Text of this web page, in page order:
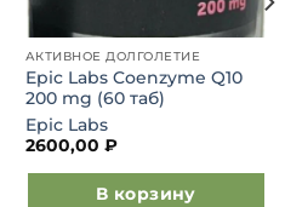
АКТИВНОЕ ДОЛГОЛЕТИЕ
Epic Labs Coenzyme Q10
200 mg (60 таб)
Epic Labs
2600,00 ₽
В корзину